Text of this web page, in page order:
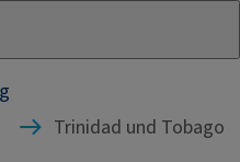
Trinidad und Tobago